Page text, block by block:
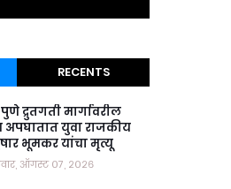
RECENTS
द्रुतगती मार्गावरील
अपघातात युवा राजकीय
भूमकर यांचा मृत्यू
ऑगस्ट ०७, २०२६